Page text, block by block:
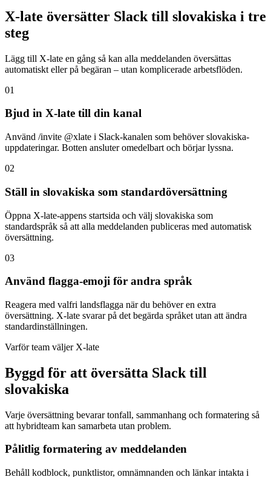
X-late översätter Slack till slovakiska i tre
steg
Lägg till X-late en gång så kan alla meddelanden översättas
automatiskt eller på begäran – utan komplicerade arbetsflöden.
01
Bjud in X-late till din kanal
Använd /invite @xlate i Slack-kanalen som behöver slovakiska-
uppdateringar. Botten ansluter omedelbart och börjar lyssna.
02
Ställ in slovakiska som standardöversättning
Öppna X-late-appens startsida och välj slovakiska som
standardspråk så att alla meddelanden publiceras med automatisk
översättning.
03
Använd flagga-emoji för andra språk
Reagera med valfri landsflagga när du behöver en extra
översättning. X-late svarar på det begärda språket utan att ändra
standardinställningen.
Varför team väljer X-late
Byggd för att översätta Slack till
slovakiska
Varje översättning bevarar tonfall, sammanhang och formatering så
att hybridteam kan samarbeta utan problem.
Pålitlig formatering av meddelanden
Behåll kodblock, punktlistor, omnämnanden och länkar intakta i